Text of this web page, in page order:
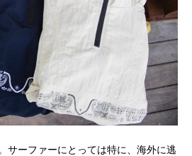
サーファーにとっては特に、海外に逃